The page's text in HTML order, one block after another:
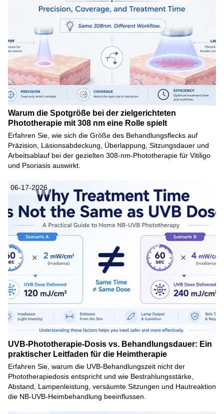
Warum die Spotgröße bei der zielgerichteten
Phototherapie mit 308 nm eine Rolle spielt
Erfahren Sie, wie sich die Größe des Behandlungsflecks auf
Präzision, Läsionsabdeckung, Überlappung, Sitzungsdauer und
Arbeitsablauf bei der gezielten 308-nm-Phototherapie für Vitiligo
und Psoriasis auswirkt.
06-17-2026
UVB-Phototherapie-Dosis vs. Behandlungsdauer: Ein
praktischer Leitfaden für die Heimtherapie
Erfahren Sie, warum die UVB-Behandlungszeit nicht der
Phototherapiedosis entspricht und wie Bestrahlungsstärke,
Abstand, Lampenleistung, versäumte Sitzungen und Hautreaktion
die NB-UVB-Heimbehandlung beeinflussen.